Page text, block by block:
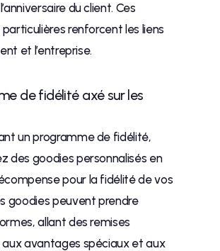
du client. Ces
renforcent les liens
et l’entreprise.
de fidélité axé sur les
un programme de fidélité,
des goodies personnalisés en
pour la fidélité de vos
goodies peuvent prendre
allant des remises
aux avantages spéciaux et aux